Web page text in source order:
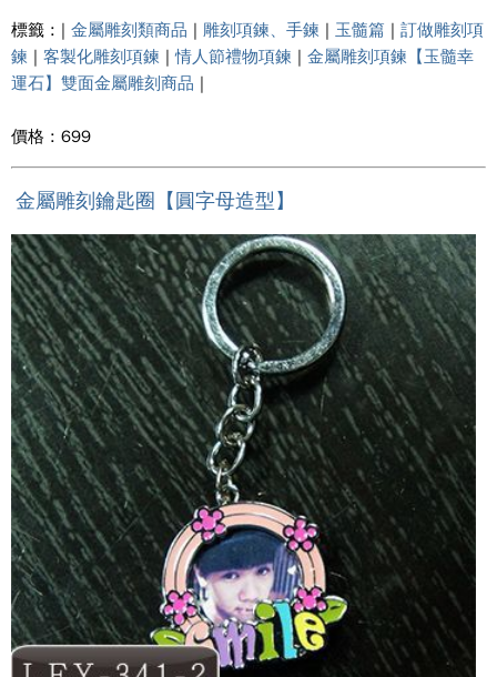
標籤 : | 金屬雕刻類商品 | 雕刻項鍊、手鍊 | 玉髓篇 | 訂做雕刻項
鍊 | 客製化雕刻項鍊 |情人節禮物項鍊 | 金屬雕刻項鍊【玉髓幸
運石】雙面金屬雕刻商品 |
價格 : 699
金屬雕刻鑰匙圈【圓字母造型】